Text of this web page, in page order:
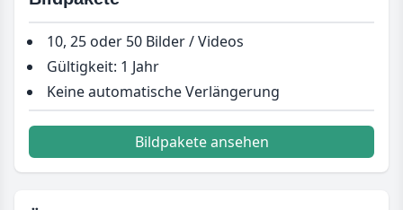
10, 25 oder 50 Bilder / Videos
Gültigkeit: 1 Jahr
Keine automatische Verlängerung
Bildpakete ansehen